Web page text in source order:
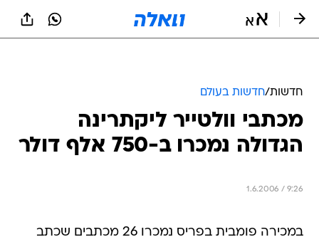
חדשות/חדשות בעולם
מכתבי וולטייר ליקתרינה
הגדולה נמכרו ב-750 אלף דולר
1.6.2006 / 9:26
במכירה פומבית בפריס נמכרו 26 מכתבים שכתב